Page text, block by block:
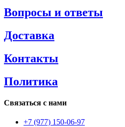
Вопросы и ответы
Доставка
Контакты
Политика
Связаться с нами
+7 (977) 150-06-97